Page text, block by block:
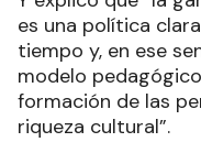
es una política
tiempo y, en ese
modelo
formación de las
riqueza cultural”.